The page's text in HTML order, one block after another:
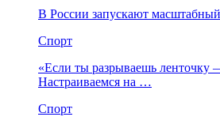
В России запускают
Спорт
«Если ты разрываешь ленточку
Настраиваемся на …
Спорт